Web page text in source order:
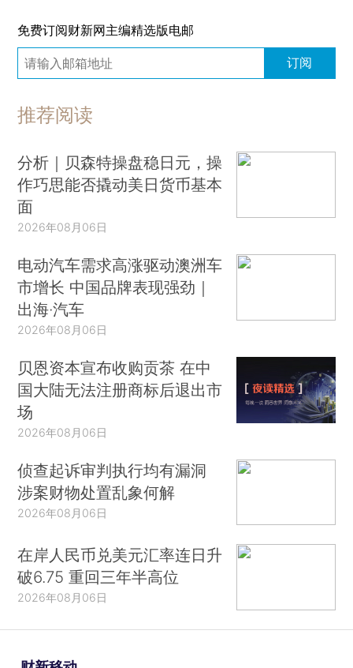
免费订阅财新网主编精选版电邮
订阅
推荐阅读
分析｜贝森特操盘稳日元，操
作巧思能否撬动美日货币基本
面
2026年08月06日
电动汽车需求高涨驱动澳洲车
市增长 中国品牌表现强劲｜
出海·汽车
2026年08月06日
贝恩资本宣布收购贡茶 在中
国大陆无法注册商标后退出市
场
2026年08月06日
侦查起诉审判执行均有漏洞
涉案财物处置乱象何解
2026年08月06日
在岸人民币兑美元汇率连日升
破6.75 重回三年半高位
2026年08月06日